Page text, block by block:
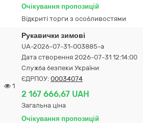
Очікування пропозицій
Відкриті торги з особливостями
1
Рукавички зимові
UA-2026-07-31-003885-a
Дата створення 2026-07-31 12:14:00
Служба безпеки України
ЄДРПОУ: 00034074
2 167 666,67 UAH
Загальна ціна
Очікування пропозицій